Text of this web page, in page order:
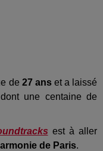
de 27 ans et a laissé
une centaine de
est à aller
de Paris.